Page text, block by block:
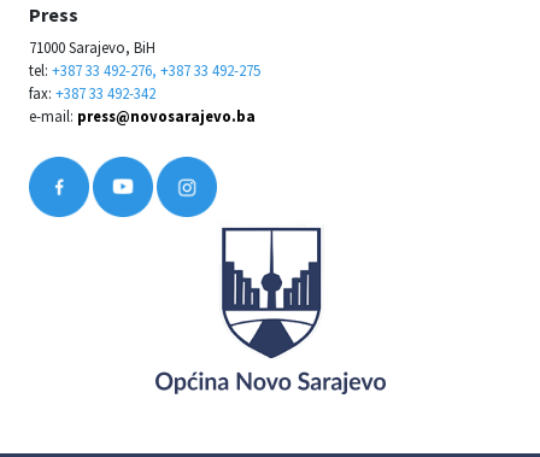
Press
71000 Sarajevo, BiH
tel: +387 33 492-276, +387 33 492-275
fax: +387 33 492-342
e-mail: press@novosarajevo.ba